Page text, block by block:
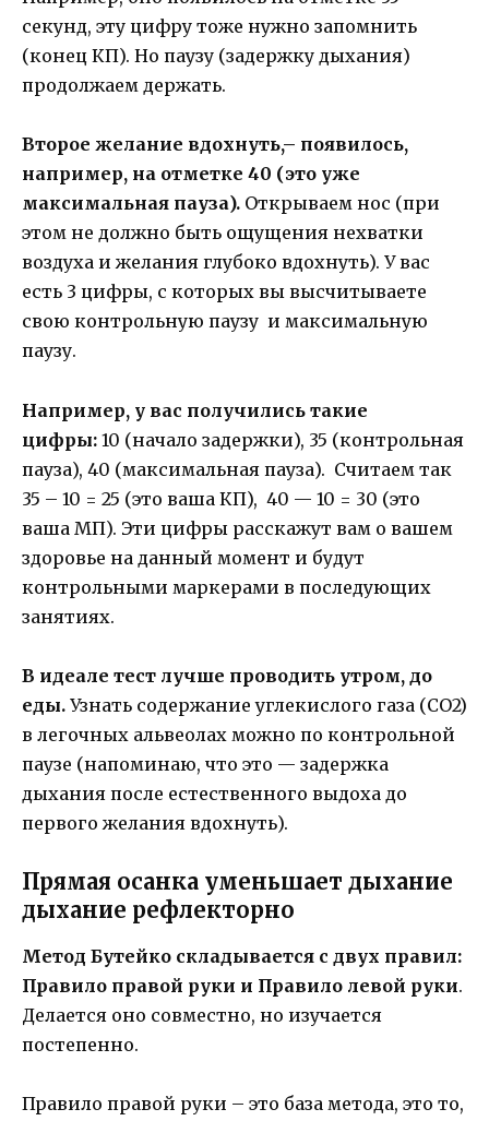
секунд, эту цифру тоже нужно запомнить
(конец КП). Но паузу (задержку дыхания)
продолжаем держать.
Второе желание вдохнуть,– появилось,
например, на отметке 40 (это уже
максимальная пауза). Открываем нос (при
этом не должно быть ощущения нехватки
воздуха и желания глубоко вдохнуть). У вас
есть 3 цифры, с которых вы высчитываете
свою контрольную паузу и максимальную
паузу.
Например, у вас получились такие
цифры: 10 (начало задержки), 35 (контрольная
пауза), 40 (максимальная пауза). Считаем так
35 – 10 = 25 (это ваша КП), 40 — 10 = 30 (это
ваша МП). Эти цифры расскажут вам о вашем
здоровье на данный момент и будут
контрольными маркерами в последующих
занятиях.
В идеале тест лучше проводить утром, до
еды. Узнать содержание углекислого газа (СО2)
в легочных альвеолах можно по контрольной
паузе (напоминаю, что это — задержка
дыхания после естественного выдоха до
первого желания вдохнуть).
Прямая осанка уменьшает дыхание
дыхание рефлекторно
Метод Бутейко складывается с двух правил:
Правило правой руки и Правило левой руки.
Делается оно совместно, но изучается
постепенно.
Правило правой руки – это база метода, это то,